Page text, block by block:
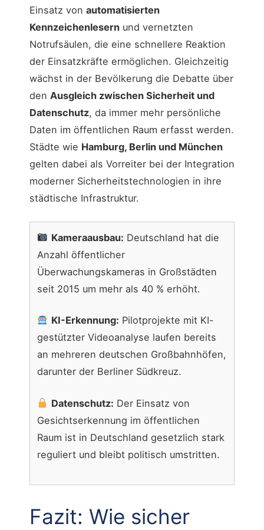
Einsatz von automatisierten
Kennzeichenlesern und vernetzten
Notrufsäulen, die eine schnellere Reaktion
der Einsatzkräfte ermöglichen. Gleichzeitig
wächst in der Bevölkerung die Debatte über
den Ausgleich zwischen Sicherheit und
Datenschutz, da immer mehr persönliche
Daten im öffentlichen Raum erfasst werden.
Städte wie Hamburg, Berlin und München
gelten dabei als Vorreiter bei der Integration
moderner Sicherheitstechnologien in ihre
städtische Infrastruktur.
Kameraausbau: Deutschland hat die
Anzahl öffentlicher
Überwachungskameras in Großstädten
seit 2015 um mehr als 40 % erhöht.
KI-Erkennung: Pilotprojekte mit KI-
gestützter Videoanalyse laufen bereits
an mehreren deutschen Großbahnhöfen,
darunter der Berliner Südkreuz.
Datenschutz: Der Einsatz von
Gesichtserkennung im öffentlichen
Raum ist in Deutschland gesetzlich stark
reguliert und bleibt politisch umstritten.
Fazit: Wie sicher